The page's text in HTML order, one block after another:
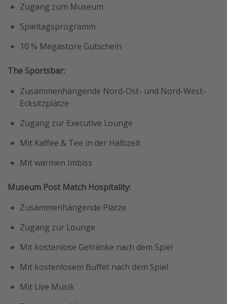
Zugang zum Museum
Spieltagsprogramm
10 % Megastore Gutschein
The Sportsbar:
Zusammenhängende Nord-Ost- und Nord-West-
Ecksitzplätze
Zugang zur Executive Lounge
Mit Kaffee & Tee in der Halbzeit
Mit warmen Imbiss
Museum Post Match Hospitality:
Zusammenhängende Plätze
Zugang zur Lounge
Mit kostenlose Getränke nach dem Spiel
Mit kostenlosem Buffet nach dem Spiel
Mit Live Musik